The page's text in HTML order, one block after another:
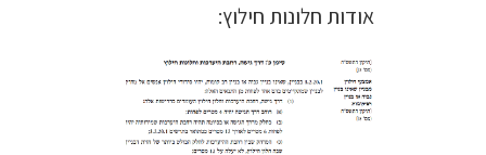
אודות חלונות חילוץ: